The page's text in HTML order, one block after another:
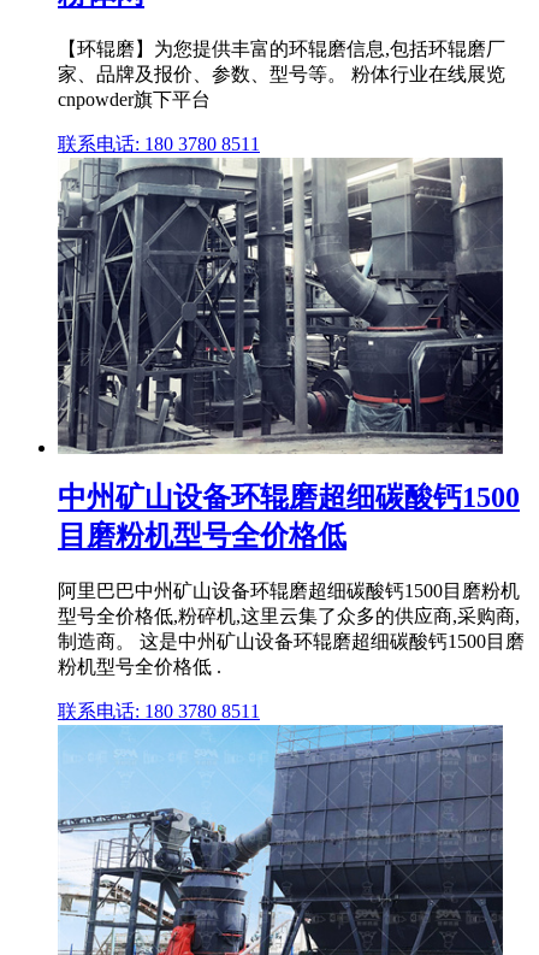
【环辊磨】为您提供丰富的环辊磨信息,包括环辊磨厂
家、品牌及报价、参数、型号等。 粉体行业在线展览
cnpowder旗下平台
联系电话: 180 3780 8511
中州矿山设备环辊磨超细碳酸钙1500
目磨粉机型号全价格低
阿里巴巴中州矿山设备环辊磨超细碳酸钙1500目磨粉机
型号全价格低,粉碎机,这里云集了众多的供应商,采购商,
制造商。 这是中州矿山设备环辊磨超细碳酸钙1500目磨
粉机型号全价格低 .
联系电话: 180 3780 8511